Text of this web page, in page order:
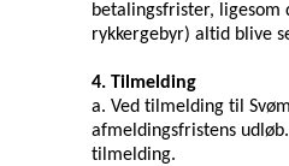
betalingsfrister, ligesom
rykkergebyr) altid blive
4. Tilmelding
a. Ved tilmelding til
afmeldingsfristens udløb.
tilmelding.